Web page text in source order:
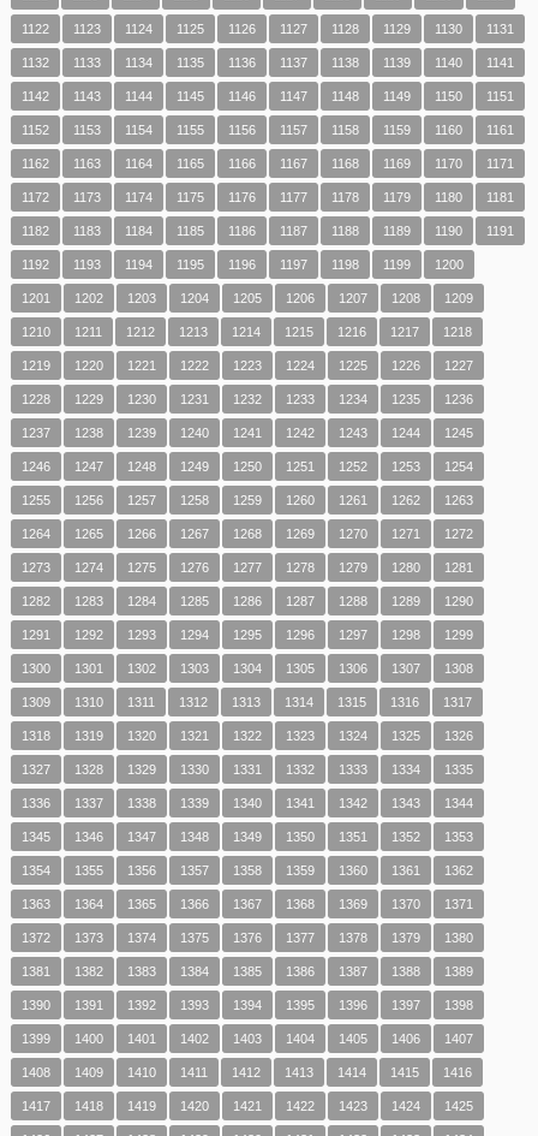
1122 1123 1124 1125 1126 1127 1128 1129 1130 1131
1132 1133 1134 1135 1136 1137 1138 1139 1140 1141
1142 1143 1144 1145 1146 1147 1148 1149 1150 1151
1152 1153 1154 1155 1156 1157 1158 1159 1160 1161
1162 1163 1164 1165 1166 1167 1168 1169 1170 1171
1172 1173 1174 1175 1176 1177 1178 1179 1180 1181
1182 1183 1184 1185 1186 1187 1188 1189 1190 1191
1192 1193 1194 1195 1196 1197 1198 1199 1200
1201 1202 1203 1204 1205 1206 1207 1208 1209
1210 1211 1212 1213 1214 1215 1216 1217 1218
1219 1220 1221 1222 1223 1224 1225 1226 1227
1228 1229 1230 1231 1232 1233 1234 1235 1236
1237 1238 1239 1240 1241 1242 1243 1244 1245
1246 1247 1248 1249 1250 1251 1252 1253 1254
1255 1256 1257 1258 1259 1260 1261 1262 1263
1264 1265 1266 1267 1268 1269 1270 1271 1272
1273 1274 1275 1276 1277 1278 1279 1280 1281
1282 1283 1284 1285 1286 1287 1288 1289 1290
1291 1292 1293 1294 1295 1296 1297 1298 1299
1300 1301 1302 1303 1304 1305 1306 1307 1308
1309 1310 1311 1312 1313 1314 1315 1316 1317
1318 1319 1320 1321 1322 1323 1324 1325 1326
1327 1328 1329 1330 1331 1332 1333 1334 1335
1336 1337 1338 1339 1340 1341 1342 1343 1344
1345 1346 1347 1348 1349 1350 1351 1352 1353
1354 1355 1356 1357 1358 1359 1360 1361 1362
1363 1364 1365 1366 1367 1368 1369 1370 1371
1372 1373 1374 1375 1376 1377 1378 1379 1380
1381 1382 1383 1384 1385 1386 1387 1388 1389
1390 1391 1392 1393 1394 1395 1396 1397 1398
1399 1400 1401 1402 1403 1404 1405 1406 1407
1408 1409 1410 1411 1412 1413 1414 1415 1416
1417 1418 1419 1420 1421 1422 1423 1424 1425